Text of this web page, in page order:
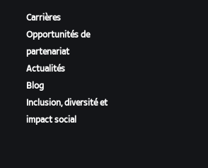
Carrières
Opportunités de
partenariat
Actualités
Blog
Inclusion, diversité et
impact social